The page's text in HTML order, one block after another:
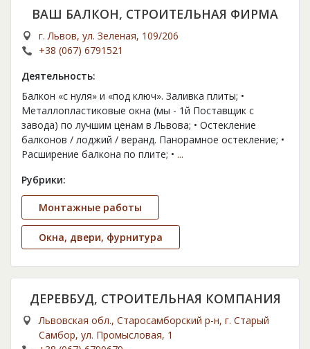
ВАШ БАЛКОН, СТРОИТЕЛЬНАЯ ФИРМА
г. Львов, ул. Зеленая, 109/206
+38 (067) 6791521
Деятельность:
Балкон «с нуля» и «под ключ». Заливка плиты; •
Металлопластиковые окна (мы - 1й Поставщик с
завода) по лучшим ценам в Львова; • Остекление
балконов / лоджий / веранд. Панорамное остекление; •
Расширение балкона по плите; • ...
Рубрики:
Монтажные работы
Окна, двери, фурнитура
ДЕРЕВБУД, СТРОИТЕЛЬНАЯ КОМПАНИЯ
Львовская обл., Старосамборский р-н, г. Старый
Самбор, ул. Промысловая, 1